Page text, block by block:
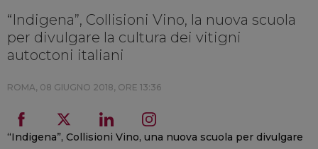
“Indigena”, Collisioni Vino, la nuova scuola
per divulgare la cultura dei vitigni
autoctoni italiani
ROMA, 08 GIUGNO 2018, ORE 13:36
“Indigena”, Collisioni Vino, una nuova scuola per divulgare